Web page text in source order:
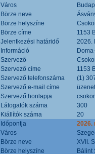
Város
Börze neve
Börze helyszíne
Börze címe
1153
Jelentkezési határidő
2026.
Információ
Szervező
Szervező címe
1153
Szervező telefonszáma
(1)
Szervező e-mail címe
Szervező honlapja
Látogatók száma
300
Kiállítók száma
20
Időpontja
2026.
Város
Börze neve
XVII.
Börze helyszíne
Bálint